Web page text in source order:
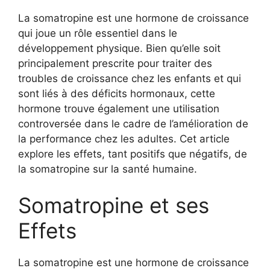
La somatropine est une hormone de croissance
qui joue un rôle essentiel dans le
développement physique. Bien qu’elle soit
principalement prescrite pour traiter des
troubles de croissance chez les enfants et qui
sont liés à des déficits hormonaux, cette
hormone trouve également une utilisation
controversée dans le cadre de l’amélioration de
la performance chez les adultes. Cet article
explore les effets, tant positifs que négatifs, de
la somatropine sur la santé humaine.
Somatropine et ses
Effets
La somatropine est une hormone de croissance